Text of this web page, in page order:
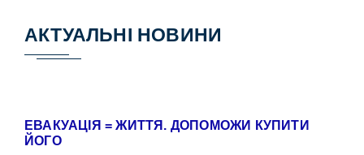
АКТУАЛЬНІ НОВИНИ
ЕВАКУАЦІЯ = ЖИТТЯ. ДОПОМОЖИ КУПИТИ
ЙОГО